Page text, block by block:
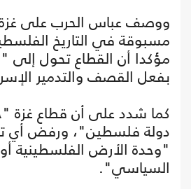
ووصف عباس الحرب على غزة
مسبوقة في التاريخ
مؤكدا أن القطاع تحول إلى
بفعل القصف والتدمير
كما شدد على أن قطاع غزة
دولة فلسطين"، ورفض أي
"وحدة الأرض الفلسطينية أو
السياسي".